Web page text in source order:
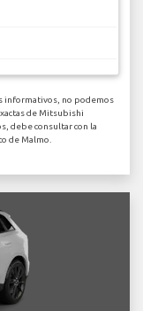
informativos, no podemos
de Mitsubishi
debe consultar con la
de Malmo.